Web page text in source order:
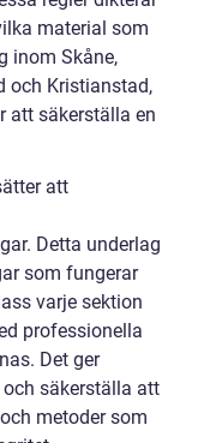
material som
inom Skåne,
och Kristianstad,
att säkerställa en
att
Detta underlag
som fungerar
varje sektion
professionella
Det ger
säkerställa att
metoder som